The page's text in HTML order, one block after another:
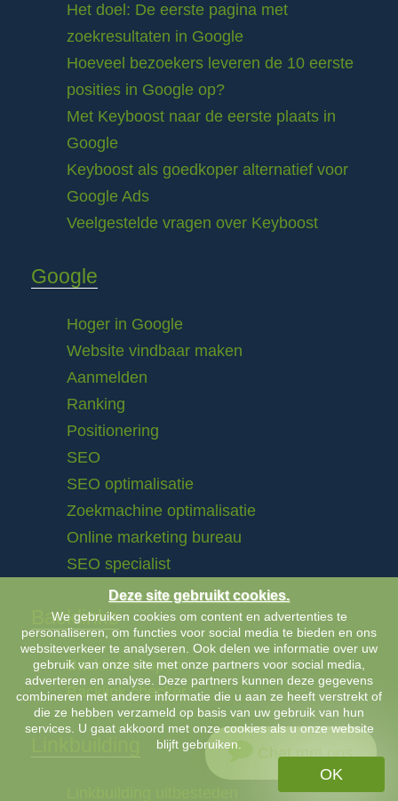
Het doel: De eerste pagina met
zoekresultaten in Google
Hoeveel bezoekers leveren de 10 eerste
posities in Google op?
Met Keyboost naar de eerste plaats in
Google
Keyboost als goedkoper alternatief voor
Google Ads
Veelgestelde vragen over Keyboost
Google
Hoger in Google
Website vindbaar maken
Aanmelden
Ranking
Positionering
SEO
SEO optimalisatie
Zoekmachine optimalisatie
Online marketing bureau
SEO specialist
Backlinks
Backlinks kopen
Backlink checker
Chat met ons
Deze site gebruikt cookies.
We gebruiken cookies om content en advertenties te
personaliseren, om functies voor social media te bieden en ons
websiteverkeer te analyseren. Ook delen we informatie over uw
gebruik van onze site met onze partners voor social media,
adverteren en analyse. Deze partners kunnen deze gegevens
combineren met andere informatie die u aan ze heeft verstrekt of
die ze hebben verzameld op basis van uw gebruik van hun
services. U gaat akkoord met onze cookies als u onze website
blijft gebruiken.
OK